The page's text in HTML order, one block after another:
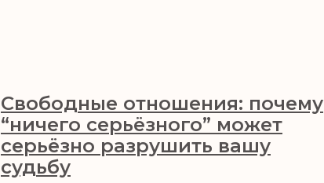
Свободные отношения: почему
“ничего серьёзного” может
серьёзно разрушить вашу
судьбу